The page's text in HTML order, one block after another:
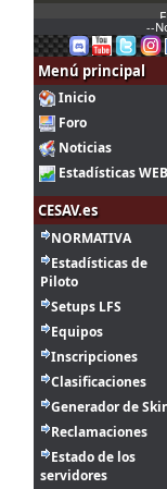
2
ago.
17:17
2
ago.
14:30
Ikarus
1
ago.
18:19
menjacocs
--
Menú principal
Inicio
Foro
Noticias
Estadísticas WEB
CESAV.es
NORMATIVA
Estadísticas de
Piloto
Setups LFS
Equipos
Inscripciones
Clasificaciones
Generador de
Reclamaciones
Estado de los
servidores